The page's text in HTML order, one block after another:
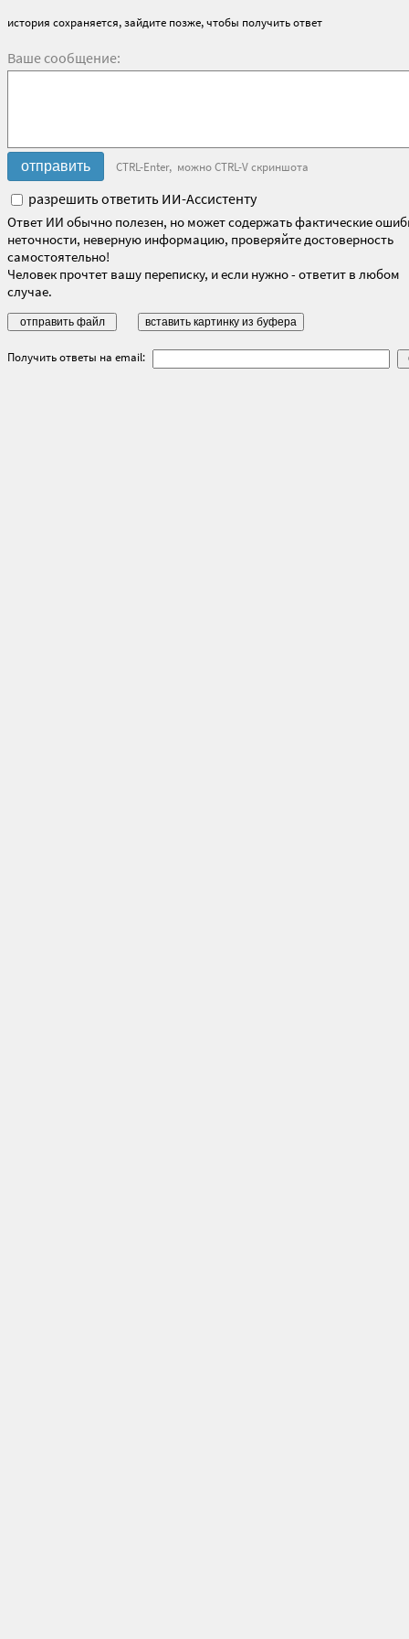
история сохраняется, зайдите позже, чтобы получить ответ
Ваше сообщение:
CTRL-Enter, можно CTRL-V скриншота
разрешить ответить ИИ-Ассистенту
Ответ ИИ обычно полезен, но может содержать фактические
неточности, неверную информацию, проверяйте достоверность
самостоятельно!
Человек прочтет вашу переписку, и если нужно - ответит в любом
случае.
Получить ответы на email: